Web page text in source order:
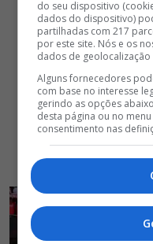
do seu dispositivo
dados do dispositivo)
partilhadas com 217
por este site. Nós e os
dados de geolocalização
Alguns fornecedores
com base no interesse
gerindo as opções
desta página ou no
consentimento nas